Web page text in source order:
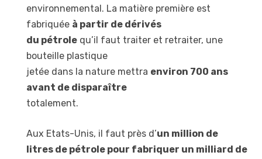
environnemental. La matière première est
fabriquée à partir de dérivés
du pétrole qu’il faut traiter et retraiter, une
bouteille plastique
jetée dans la nature mettra environ 700 ans
avant de disparaître
totalement.
Aux Etats-Unis, il faut près d’un million de
litres de pétrole pour fabriquer un milliard de